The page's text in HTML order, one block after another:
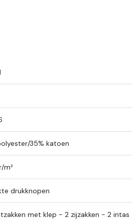
35% katoen
m²
drukknopen
met klep - 2 zijzakken - 2 intas